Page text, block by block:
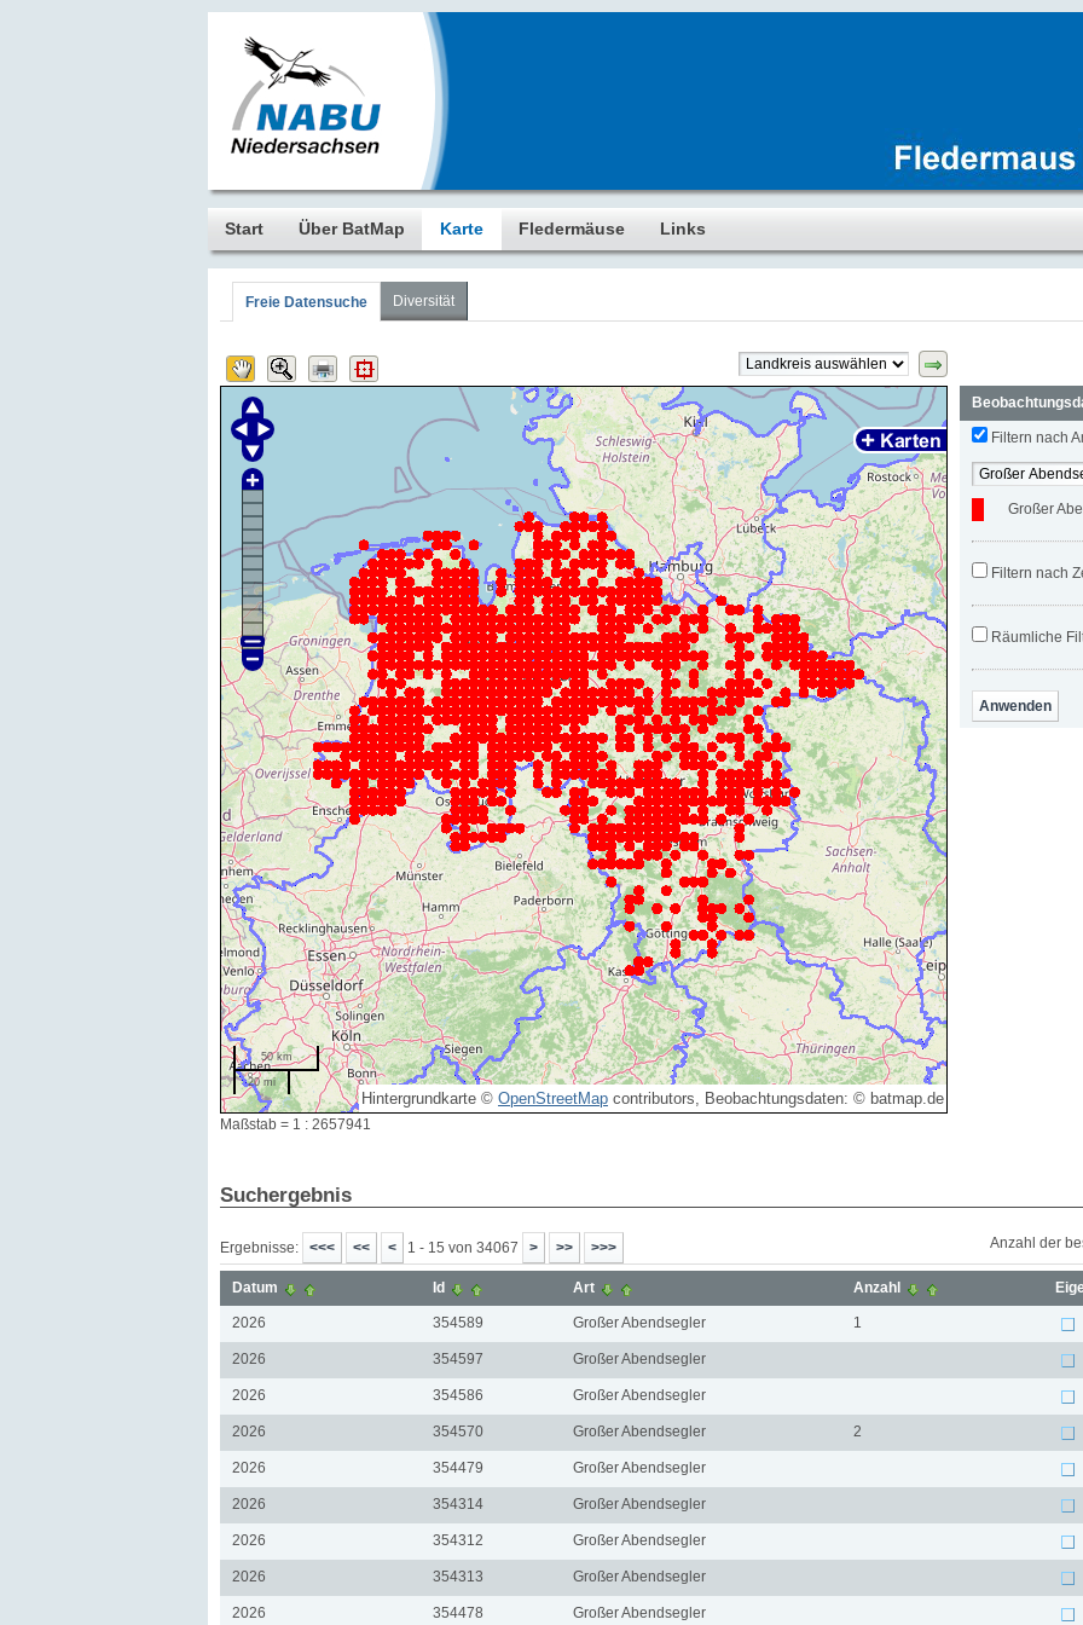
Start Über BatMap Karte Fledermäuse Links
Freie Datensuche Diversität
Hintergrundkarte © OpenStreetMap contributors, Beobachtungsdaten: © batmap.de
50 km
20 mi
Maßstab = 1 : 2657941
Filtern nach
Großer
Filtern nach
Räumliche
Suchergebnis
Ergebnisse: 1 - 15 von 34067 Anzahl der
Datum Id Art Anzahl
2026 354589 Großer Abendsegler 1
2026 354597 Großer Abendsegler
2026 354586 Großer Abendsegler
2026 354570 Großer Abendsegler 2
2026 354479 Großer Abendsegler
2026 354314 Großer Abendsegler
2026 354312 Großer Abendsegler
2026 354313 Großer Abendsegler
2026 354478 Großer Abendsegler